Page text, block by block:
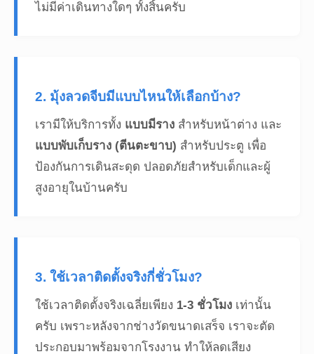
ไม่มีค่าเดินทางใดๆ ทั้งสิ้นครับ
2. มุ้งลวดจีบมีแบบไหนให้เลือกบ้าง?
เรามีให้บริการทั้ง แบบมีราง สำหรับหน้าต่าง และ
แบบพับเก็บราง (ตีนตะขาบ) สำหรับประตู เพื่อ
ป้องกันการเดินสะดุด ปลอดภัยสำหรับเด็กและผู้
สูงอายุในบ้านครับ
3. ใช้เวลาติดตั้งจริงกี่ชั่วโมง?
ใช้เวลาติดตั้งจริงเฉลี่ยเพียง 1-3 ชั่วโมง เท่านั้น
ครับ เพราะหลังจากช่างวัดขนาดเสร็จ เราจะตัด
ประกอบมาพร้อมจากโรงงาน ทำให้ลดเสียง